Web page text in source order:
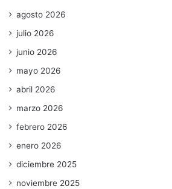
agosto 2026
julio 2026
junio 2026
mayo 2026
abril 2026
marzo 2026
febrero 2026
enero 2026
diciembre 2025
noviembre 2025